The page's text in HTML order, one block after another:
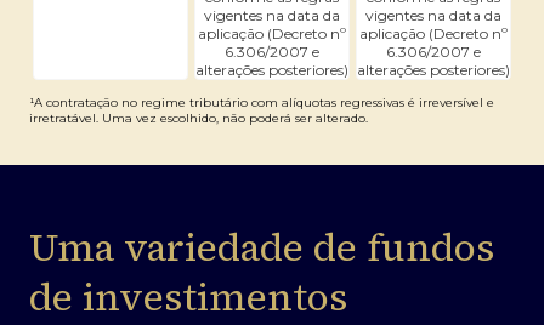
vigentes na data da
aplicação (Decreto nº
6.306/2007 e
alterações posteriores)
vigentes na data da
aplicação (Decreto nº
6.306/2007 e
alterações posteriores)
¹A contratação no regime tributário com alíquotas regressivas é irreversível e
irretratável. Uma vez escolhido, não poderá ser alterado.
Uma variedade de fundos
de investimentos